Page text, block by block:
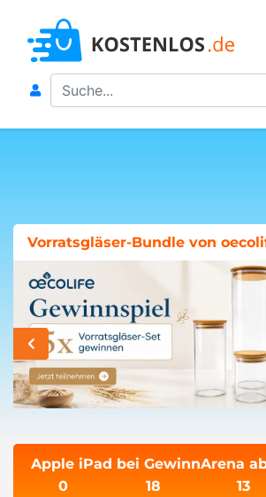
Search
Vorratsgläser-Bundle von
Apple iPad bei GewinnArena
0
18 13